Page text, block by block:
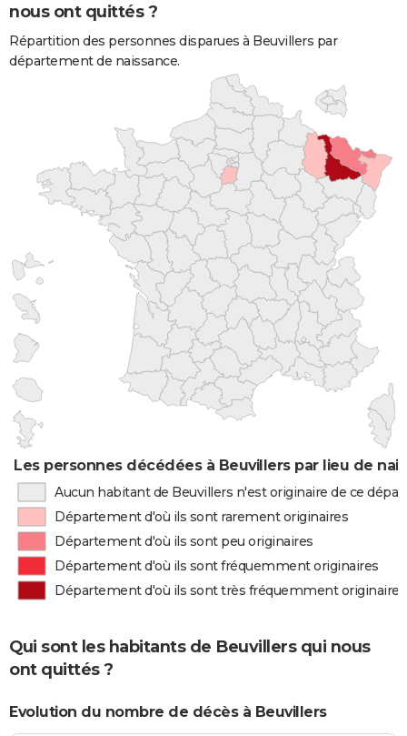
nous ont quittés ?
Répartition des personnes disparues à Beuvillers par
département de naissance.
Les personnes décédées à Beuvillers par lieu de
Aucun habitant de Beuvillers n'est originaire de ce
Département d'où ils sont rarement originaires
Département d'où ils sont peu originaires
Département d'où ils sont fréquemment originaires
Département d'où ils sont très fréquemment originaires
Qui sont les habitants de Beuvillers qui nous
ont quittés ?
Evolution du nombre de décès à Beuvillers